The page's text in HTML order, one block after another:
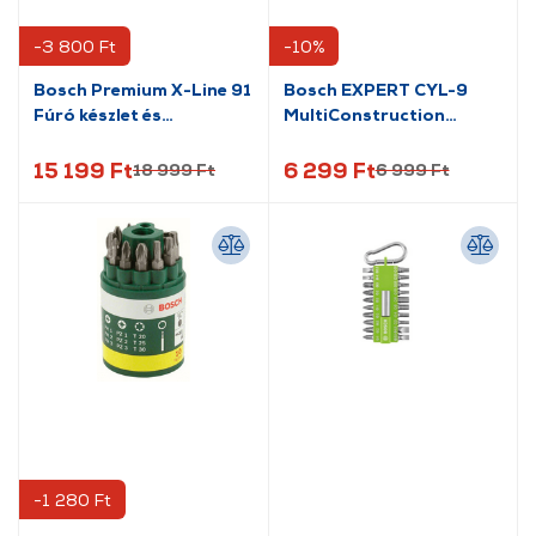
-3 800 Ft
Bosch Premium X-Line 91
Fúró készlet és
(2608P00235)
15 199 Ft18 999 Ft
-10%
Bosch EXPERT CYL-9
MultiConstruction
(2608900646)
6 299 Ft6 999 Ft
-1 280 Ft